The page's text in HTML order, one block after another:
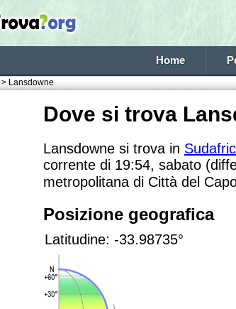
Home
> Lansdowne
Dove si trova
Lansdowne si trova in
corrente di 19:54, sabato
metropolitana di Città del
Posizione geografica
Latitudine: -33.98735°